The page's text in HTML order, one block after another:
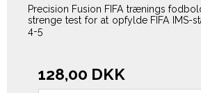
Precision Fusion FIFA trænings
strenge test for at opfylde FIFA IMS-
4-5
128,00 DKK